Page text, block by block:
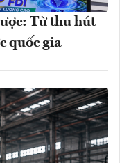
Từ thu hút
quốc gia